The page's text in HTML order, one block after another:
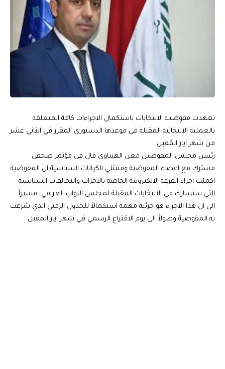
تعهدت مفوضيـة الانتخابات باستكمال الاجراءات كافة المتعلقة
بالعملية الانتخابية المقبلة في موعدها الدستوري المقرر في الثاني عشر
من شهر ايار المُقبل
رئيس مجلس المفوضين معن الهيتاوي قال في مؤتمر صحفي
مشترك مع اعضاء المفوضية وممثلي الكيانات السياسية ان المفوضية
اكملت اجراء القرعة الالكترونية الخاصة بالاحزاب والتحالفات السياسية
التي ستشارك في الانتخابات المقبلة لمجلس النواب العراقي، مشيراً
الى ان هذا الاجراء هو جزئية مهمة استكمالاً للجدول الزمني الذي شرعت
به المفوضية وصولاً الى يوم الاقتراع الرسمي في شهر ايار المقبل.